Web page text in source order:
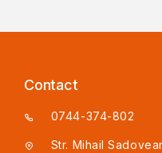
Contact
0744-374-802
Str. Mihail